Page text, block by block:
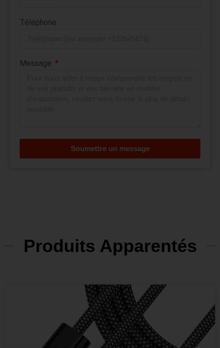
Téléphone
Message
Soumettre un message
Produits Apparentés